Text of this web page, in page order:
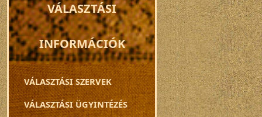
VÁLASZTÁSI
INFORMÁCIÓK
VÁLASZTÁSI SZERVEK
VÁLASZTÁSI ÜGYINTÉZÉS